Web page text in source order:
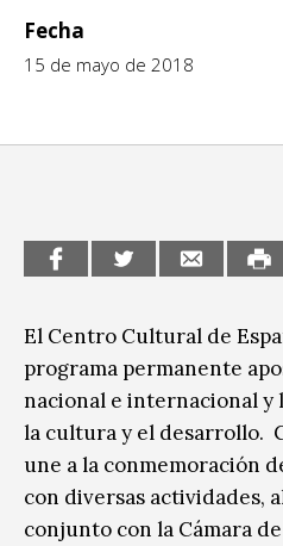
CCE en el interior/libros
Espacio itinerante de
Exposiciones
Género y Diversidad
Letras
Música
Sin categoría
Fecha
15 de mayo de 2018
El Centro Cultural de
programa permanente
nacional e internacional y
la cultura y el desarrollo.
une a la conmemoración
con diversas actividades,
conjunto con la Cámara